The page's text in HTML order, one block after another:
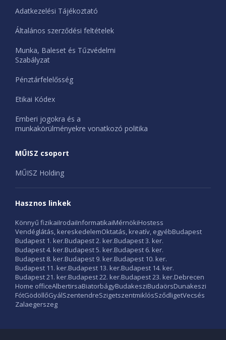
Adatkezelési Tájékoztató
Általános szerződési feltételek
Munka, Baleset és Tűzvédelmi
Szabályzat
Pénztárfelelősség
Etikai Kódex
Emberi jogokra és a
munkakörülményekre vonatkozó politika
MŰISZ csoport
MŰISZ Holding
Hasznos linkek
Könnyű fizikaiIrodaiInformatikaiMérnökiHostess
Vendéglátás, kereskedelemOktatás, kreatív, egyébBudapest
Budapest 1. ker.Budapest 2. ker.Budapest 3. ker.
Budapest 4. ker.Budapest 5. ker.Budapest 6. ker.
Budapest 8. ker.Budapest 9. ker.Budapest 10. ker.
Budapest 11. ker.Budapest 13. ker.Budapest 14. ker.
Budapest 21. ker.Budapest 22. ker.Budapest 23. ker.Debrecen
Home officeAlbertirsaBiatorbágyBudakesziBudaörsDunakeszi
FótGödöllőGyálSzentendreSzigetszentmiklósSződligetVecsés
Zalaegerszeg